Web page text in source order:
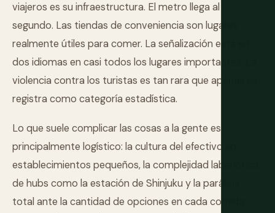
viajeros es su infraestructura. El metro llega al
segundo. Las tiendas de conveniencia son lugares
realmente útiles para comer. La señalización está en
dos idiomas en casi todos los lugares importantes. La
violencia contra los turistas es tan rara que apenas se
registra como categoría estadística.
Lo que suele complicar las cosas a la gente es
principalmente logístico: la cultura del efectivo en
establecimientos pequeños, la complejidad laberíntica
de hubs como la estación de Shinjuku y la parálisis
total ante la cantidad de opciones en cada comida.